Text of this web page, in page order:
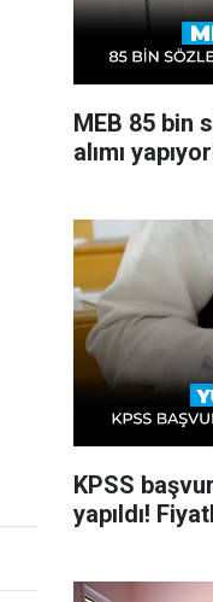
MEB 85 bin
alımı
KPSS
yapıldı!